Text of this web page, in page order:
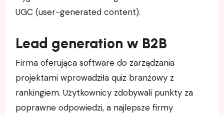
UGC (user-generated content).
Lead generation w B2B
Firma oferująca software do zarządzania
projektami wprowadziła quiz branżowy z
rankingiem. Użytkownicy zdobywali punkty za
poprawne odpowiedzi, a najlepsze firmy